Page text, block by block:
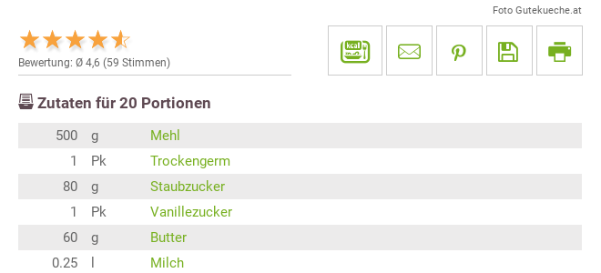
Foto Gutekueche.at
Bewertung: Ø 4,6 (59 Stimmen)
Zutaten für 20 Portionen
500 g
Mehl
1
Pk
Trockengerm
80
g
Staubzucker
1
Pk
Vanillezucker
60
g
Butter
0.25
Milch